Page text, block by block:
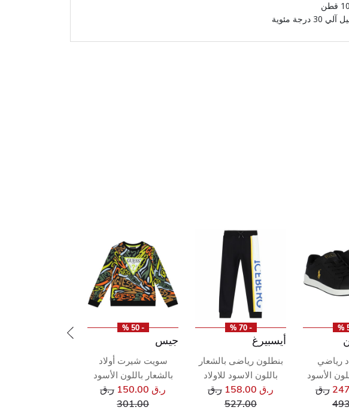
30 درجة مئوية
رياضي
الأسود
سعر مخفض من
ر.ق
إلى
- 70 %
أيسبيرغ
بنطلون رياضى بالشعار
باللون الاسود للاولاد
ر.ق 158.00 سعر مخفض من
ر.ق
527.00إلى
- 50 %
جيس
سويت شيرت أولاد
بالشعار باللون الأسود
ر.ق 150.00 سعر مخفض من
ر.ق
301.00إلى